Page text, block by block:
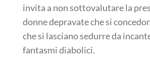
invita a non sottovalutare la
donne depravate che si
che si lasciano sedurre da
fantasmi diabolici.